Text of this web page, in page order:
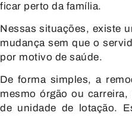
ficar perto da família.
Nessas situações, existe
mudança sem que o
por motivo de saúde.
De forma simples, a
mesmo órgão ou
de unidade de lotação.